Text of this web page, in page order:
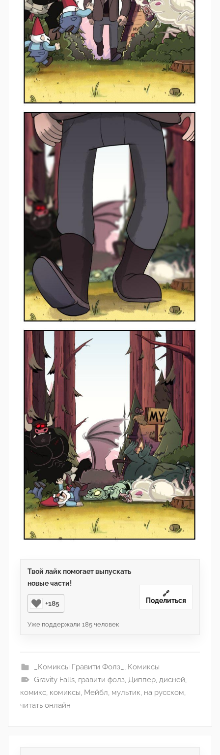
Твой лайк помогает выпускать
новые части!
+185
Уже поддержали 185 человек
🔗
Поделиться
_Комиксы Гравити Фолз_ , Комиксы
Gravity Falls, гравити фолз, Диппер, дисней,
комикс, комиксы, Мейбл, мультик, на русском,
читать онлайн